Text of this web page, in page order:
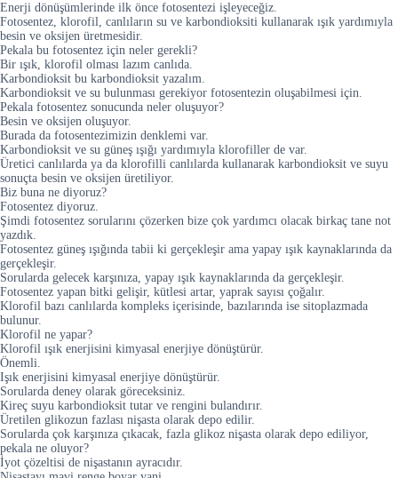
Enerji dönüşümlerinde ilk önce fotosentezi işleyeceğiz.
Fotosentez, klorofil, canlıların su ve karbondioksiti kullanarak ışık yardımıyla
besin ve oksijen üretmesidir.
Pekala bu fotosentez için neler gerekli?
Bir ışık, klorofil olması lazım canlıda.
Karbondioksit bu karbondioksit yazalım.
Karbondioksit ve su bulunması gerekiyor fotosentezin oluşabilmesi için.
Pekala fotosentez sonucunda neler oluşuyor?
Besin ve oksijen oluşuyor.
Burada da fotosentezimizin denklemi var.
Karbondioksit ve su güneş ışığı yardımıyla klorofiller de var.
Üretici canlılarda ya da klorofilli canlılarda kullanarak karbondioksit ve suyu
sonuçta besin ve oksijen üretiliyor.
Biz buna ne diyoruz?
Fotosentez diyoruz.
Şimdi fotosentez sorularını çözerken bize çok yardımcı olacak birkaç tane not
yazdık.
Fotosentez güneş ışığında tabii ki gerçekleşir ama yapay ışık kaynaklarında da
gerçekleşir.
Sorularda gelecek karşınıza, yapay ışık kaynaklarında da gerçekleşir.
Fotosentez yapan bitki gelişir, kütlesi artar, yaprak sayısı çoğalır.
Klorofil bazı canlılarda kompleks içerisinde, bazılarında ise sitoplazmada
bulunur.
Klorofil ne yapar?
Klorofil ışık enerjisini kimyasal enerjiye dönüştürür.
Önemli.
Işık enerjisini kimyasal enerjiye dönüştürür.
Sorularda deney olarak göreceksiniz.
Kireç suyu karbondioksit tutar ve rengini bulandırır.
Üretilen glikozun fazlası nişasta olarak depo edilir.
Sorularda çok karşınıza çıkacak, fazla glikoz nişasta olarak depo ediliyor,
pekala ne oluyor?
İyot çözeltisi de nişastanın ayracıdır.